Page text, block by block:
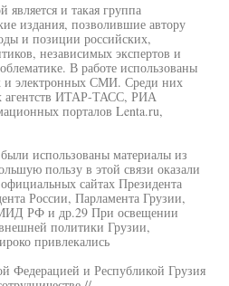
и такая группа
издания, позволившие автору
и позиции российских,
независимых экспертов и
В работе использованы
и электронных СМИ. Среди них
агентств ИТАР-ТАСС, РИА
порталов Lenta.ru,
использованы материалы из
пользу в этой связи оказали
сайтах Президента
России, Парламента Грузии,
РФ и др.29 При освещении
внешней политики Грузии,
привлекались
Федерацией и Республикой Грузия